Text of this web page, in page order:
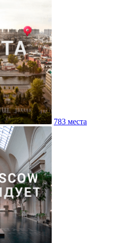
783 места